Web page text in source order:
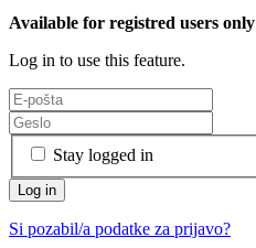
Available for registred users only
Log in to use this feature.
Stay logged in
Si pozabil/a podatke za prijavo?